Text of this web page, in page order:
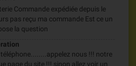
Commande expédiée depuis le
pas reçu ma commande Est ce un
la question
nous !!! notre
page du site !!! sinon allez voir un